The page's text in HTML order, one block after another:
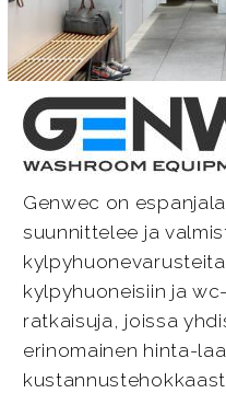
Genwec on
suunnittelee ja
kylpyhuoneisiin ja
ratkaisuja, joissa
erinomainen hinta-